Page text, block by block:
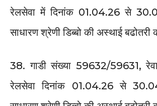
रेलसेवा में दिनांक 01.04.26 से
साधारण श्रेणी डिब्बो की अस्थाई बढोतरी
38. गाडी संख्या 59632/59631,
रेलसेवा दिनांक 01.04.26 से